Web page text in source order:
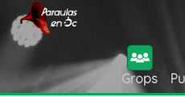
Grops